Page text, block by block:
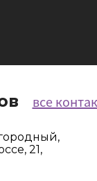
все
21,